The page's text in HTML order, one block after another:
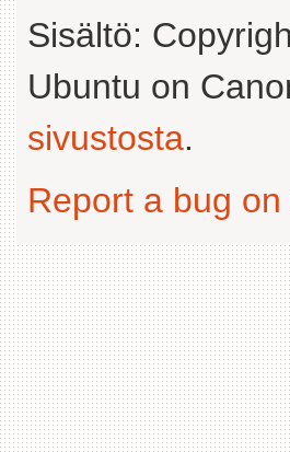
Sisältö:
Ubuntu on
sivustosta.
Report a bug